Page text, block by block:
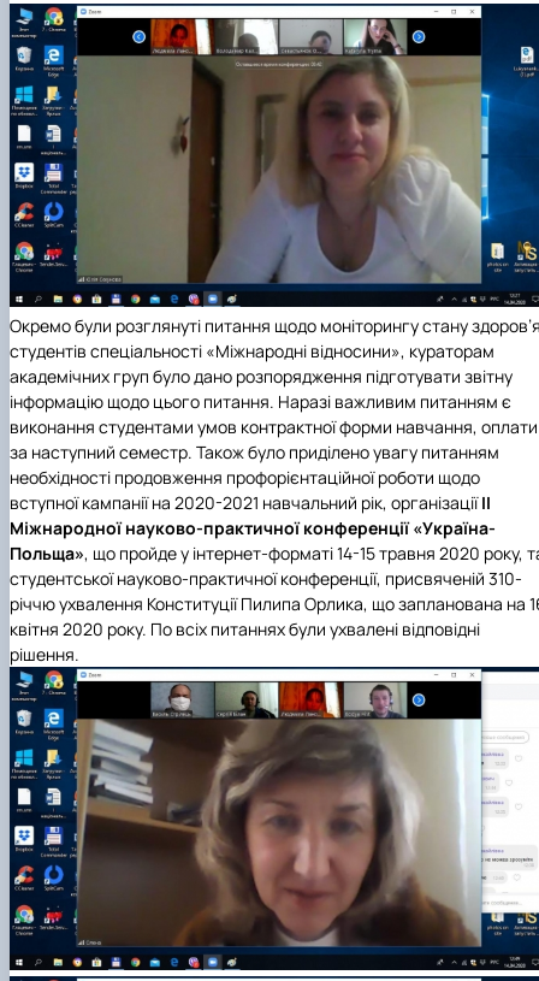
Окремо були розглянуті питання щодо моніторингу стану
студентів спеціальності «Міжнародні відносини», кураторам
академічних груп було дано розпорядження підготувати звітну
інформацію щодо цього питання. Наразі важливим питанням є
виконання студентами умов контрактної форми навчання, оплати
за наступний семестр. Також було приділено увагу питанням
необхідності продовження профорієнтаційної роботи щодо
вступної кампанії на 2020-2021 навчальний рік, організаціїІІ
Міжнародної науково-практичної конференції «Україна-
Польща», що пройде у інтернет-форматі 14-15 травня 2020 року,
студентської науково-практичної конференції, присвяченій 310-
річчю ухвалення Конституції Пилипа Орлика, що запланована на
квітня 2020 року. По всіх питаннях були ухвалені відповідні
рішення.